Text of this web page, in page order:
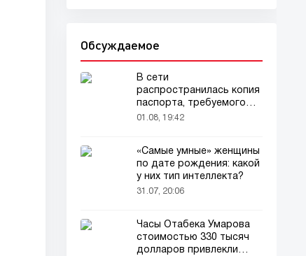
Обсуждаемое
В сети
распространилась копия
паспорта, требуемого
для домашних животных
01.08, 19:42
«Самые умные» женщины
по дате рождения: какой
у них тип интеллекта?
31.07, 20:06
Часы Отабека Умарова
стоимостью 330 тысяч
долларов привлекли